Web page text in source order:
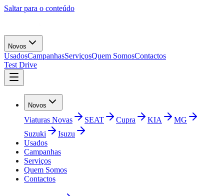
Saltar para o conteúdo
Novos
UsadosCampanhasServiçosQuem SomosContactos
Test Drive
Novos
Viaturas Novas SEAT Cupra KIA
MG
Suzuki
Isuzu
Usados
Campanhas
Serviços
Quem Somos
Contactos